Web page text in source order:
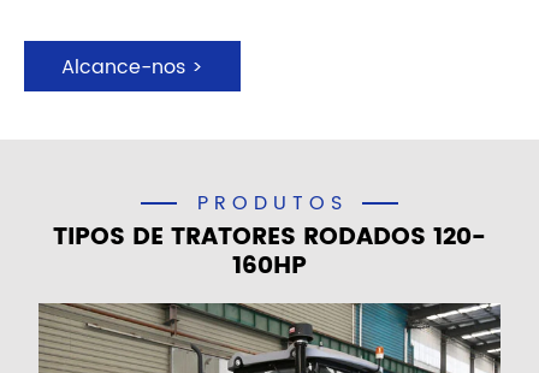
Alcance-nos >
PRODUTOS
TIPOS DE TRATORES RODADOS 120-
160HP